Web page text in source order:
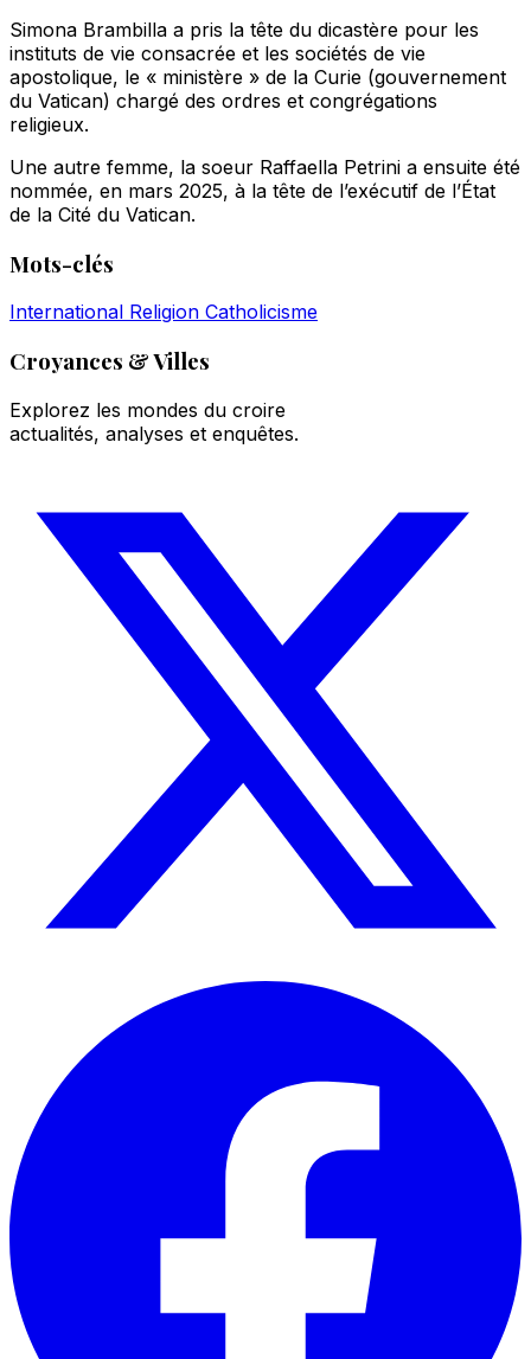
Simona Brambilla a pris la tête du dicastère pour les
instituts de vie consacrée et les sociétés de vie
apostolique, le « ministère » de la Curie (gouvernement
du Vatican) chargé des ordres et congrégations
religieux.
Une autre femme, la soeur Raffaella Petrini a ensuite été
nommée, en mars 2025, à la tête de l’exécutif de l’État
de la Cité du Vatican.
Mots-clés
International Religion Catholicisme
Croyances & Villes
Explorez les mondes du croire
actualités, analyses et enquêtes.